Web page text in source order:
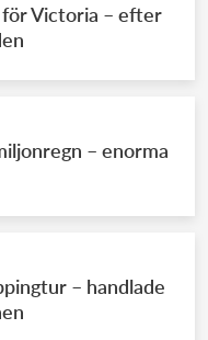
Victoria – efter
– enorma
– handlade